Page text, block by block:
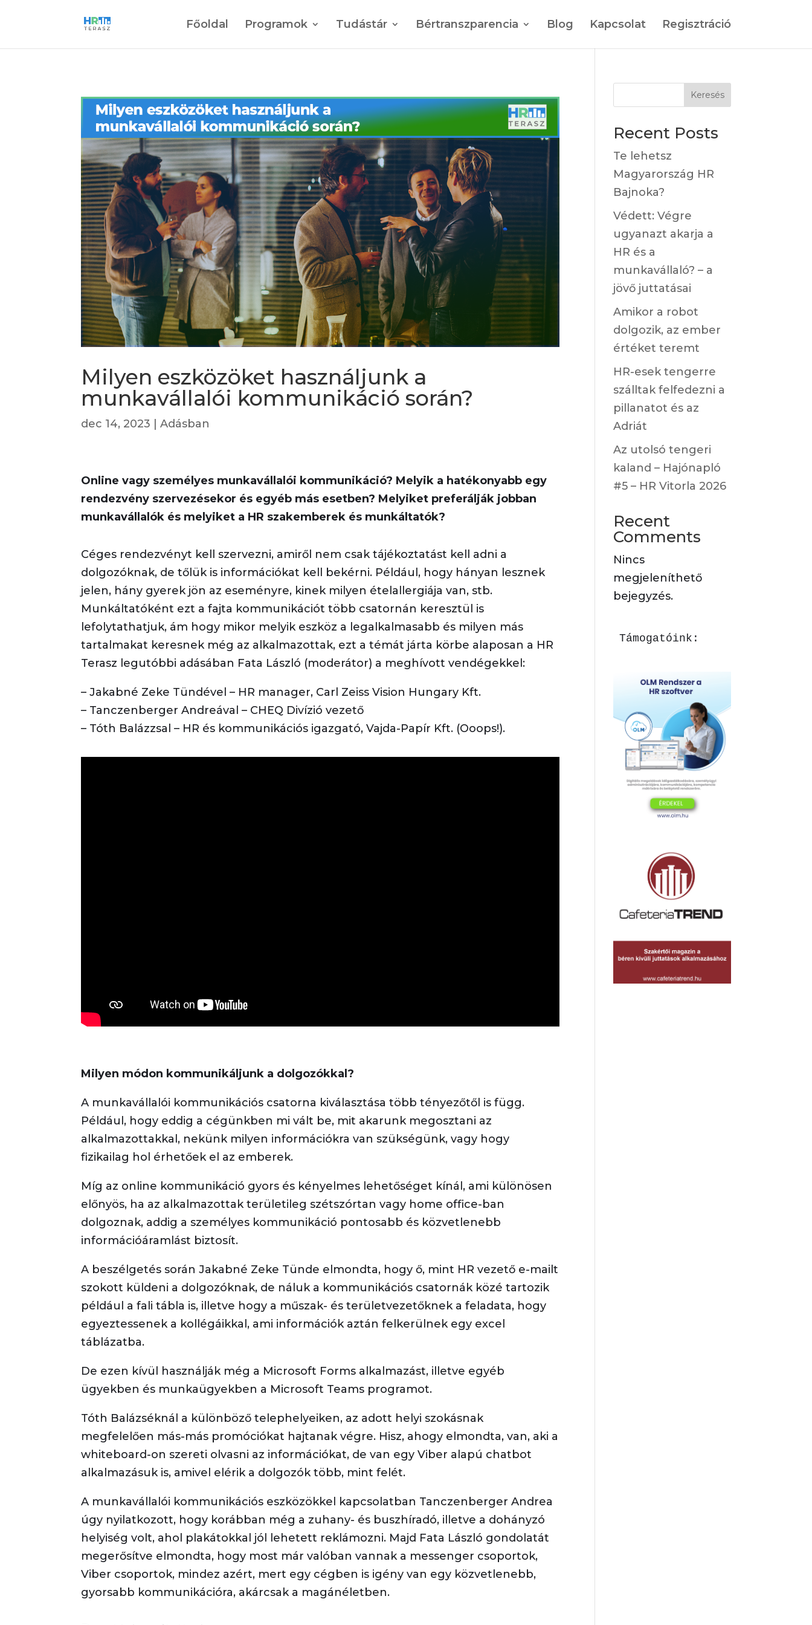
Főoldal Programok Tudástár Bértranszparencia Blog Kapcsolat Regisztráció
Milyen eszközöket használjunk a
munkavállalói kommunikáció során?
dec 14, 2023 |Adásban
Online vagy személyes munkavállalói kommunikáció? Melyik a hatékonyabb egy
rendezvény szervezésekor és egyéb más esetben? Melyiket preferálják jobban
munkavállalók és melyiket a HR szakemberek és munkáltatók?
Céges rendezvényt kell szervezni, amiről nem csak tájékoztatást kell adni a
dolgozóknak, de tőlük is információkat kell bekérni. Például, hogy hányan lesznek
jelen, hány gyerek jön az eseményre, kinek milyen ételallergiája van, stb.
Munkáltatóként ezt a fajta kommunikációt több csatornán keresztül is
lefolytathatjuk, ám hogy mikor melyik eszköz a legalkalmasabb és milyen más
tartalmakat keresnek még az alkalmazottak, ezt a témát járta körbe alaposan a HR
Terasz legutóbbi adásában Fata László (moderátor) a meghívott vendégekkel:
– Jakabné Zeke Tündével – HR manager, Carl Zeiss Vision Hungary Kft.
– Tanczenberger Andreával – CHEQ Divízió vezető
– Tóth Balázzsal – HR és kommunikációs igazgató, Vajda-Papír Kft. (Ooops!).
Milyen módon kommunikáljunk a dolgozókkal?
A munkavállalói kommunikációs csatorna kiválasztása több tényezőtől is függ.
Például, hogy eddig a cégünkben mi vált be, mit akarunk megosztani az
alkalmazottakkal, nekünk milyen információkra van szükségünk, vagy hogy
fizikailag hol érhetőek el az emberek.
Míg az online kommunikáció gyors és kényelmes lehetőséget kínál, ami különösen
előnyös, ha az alkalmazottak területileg szétszórtan vagy home office-ban
dolgoznak, addig a személyes kommunikáció pontosabb és közvetlenebb
információáramlást biztosít.
A beszélgetés során Jakabné Zeke Tünde elmondta, hogy ő, mint HR vezető e-mailt
szokott küldeni a dolgozóknak, de náluk a kommunikációs csatornák közé tartozik
például a fali tábla is, illetve hogy a műszak- és területvezetőknek a feladata, hogy
egyeztessenek a kollégáikkal, ami információk aztán felkerülnek egy excel
táblázatba.
De ezen kívül használják még a Microsoft Forms alkalmazást, illetve egyéb
ügyekben és munkaügyekben a Microsoft Teams programot.
Tóth Balázséknál a különböző telephelyeiken, az adott helyi szokásnak
megfelelően más-más promóciókat hajtanak végre. Hisz, ahogy elmondta, van, aki a
whiteboard-on szereti olvasni az információkat, de van egy Viber alapú chatbot
alkalmazásuk is, amivel elérik a dolgozók több, mint felét.
A munkavállalói kommunikációs eszközökkel kapcsolatban Tanczenberger Andrea
úgy nyilatkozott, hogy korábban még a zuhany- és buszhíradó, illetve a dohányzó
helyiség volt, ahol plakátokkal jól lehetett reklámozni. Majd Fata László gondolatát
megerősítve elmondta, hogy most már valóban vannak a messenger csoportok,
Viber csoportok, mindez azért, mert egy cégben is igény van egy közvetlenebb,
gyorsabb kommunikációra, akárcsak a magánéletben.
Keresés
Recent Posts
Te lehetsz
Magyarország HR
Bajnoka?
Védett: Végre
ugyanazt akarja a
HR és a
munkavállaló? – a
jövő juttatásai
Amikor a robot
dolgozik, az ember
értéket teremt
HR-esek tengerre
szálltak felfedezni a
pillanatot és az
Adriát
Az utolsó tengeri
kaland – Hajónapló
#5 – HR Vitorla 2026
Recent
Comments
Nincs
megjeleníthető
bejegyzés.
Támogatóink: